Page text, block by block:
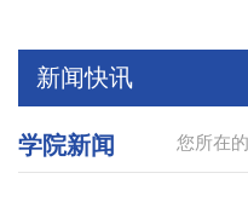
新闻快讯
您所在
学院新闻